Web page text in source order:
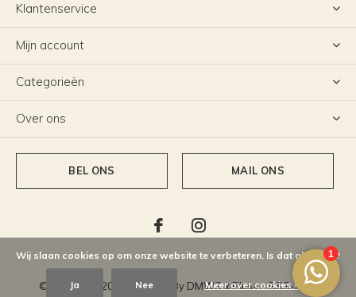
Klantenservice
Mijn account
Categorieën
Over ons
BEL ONS MAIL ONS
© Copyright 2026 - Theme By DMWSxPlus+-RSS-feed
Wij slaan cookies op om onze website te verbeteren. Is dat akkoord?
Ja Nee Meer over cookies »